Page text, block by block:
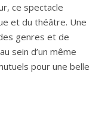
ce spectacle
et du théâtre. Une
genres et de
sein d’un même
pour une belle